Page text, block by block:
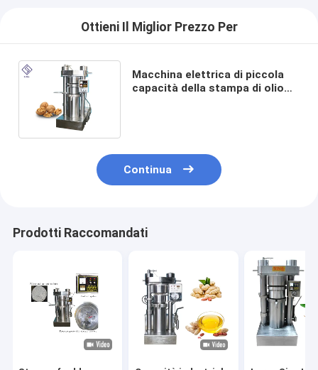
Ottieni Il Miglior Prezzo Per
Macchina elettrica di piccola
capacità della stampa di olio
Continua
Prodotti Raccomandati